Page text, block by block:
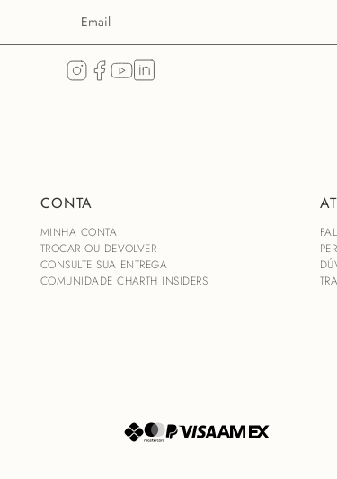
CONTA
MINHA CONTA
TROCAR OU DEVOLVER
CONSULTE SUA ENTREGA
COMUNIDADE CHARTH INSIDERS